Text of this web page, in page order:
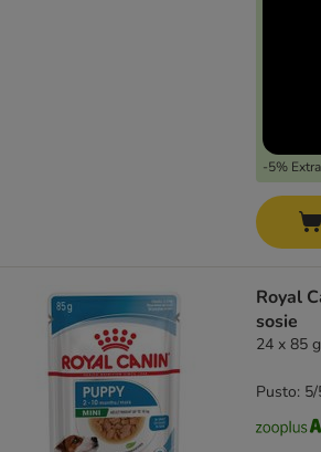
-5%
Royal
sosie
24 x 85 g
Pusto: